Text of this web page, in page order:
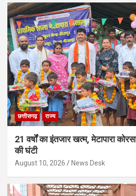
छत्तीसगढ़ राज्य
21 वर्षों का इंतजार खत्म, मेटापारा
की घंटी
August 10, 2026 News Desk